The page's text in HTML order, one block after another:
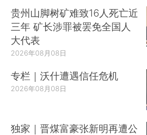
贵州山脚树矿难致16人死亡近
三年 矿长涉罪被罢免全国人
大代表
2026年08月08日
专栏｜沃什遭遇信任危机
2026年08月08日
独家｜晋煤富豪张新明再遭公